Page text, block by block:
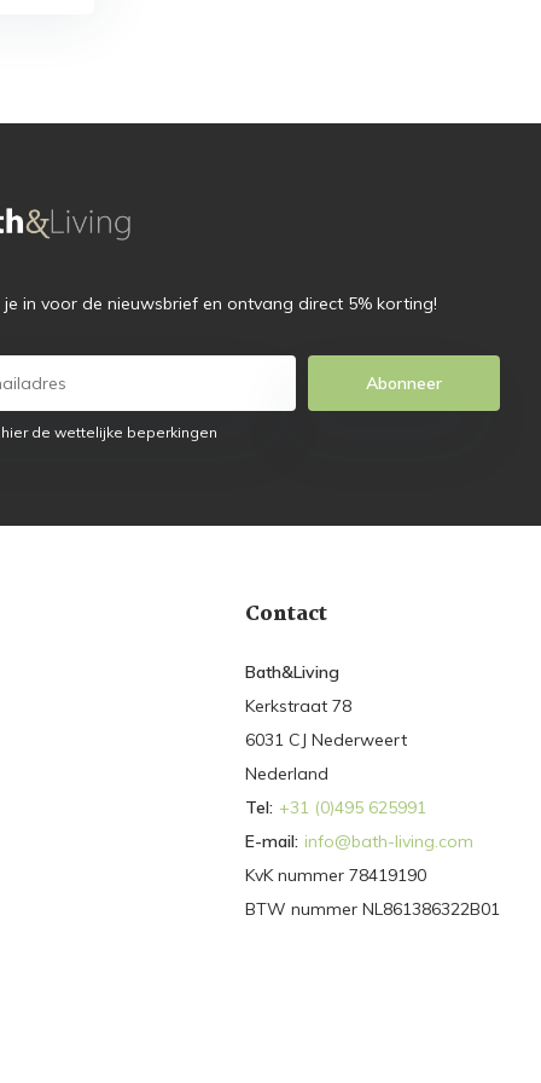
je in voor de nieuwsbrief en ontvang direct 5% korting!
Abonneer
de wettelijke beperkingen
Contact
Bath&Living
Kerkstraat 78
6031 CJ Nederweert
Nederland
Tel: +31 (0)495 625991
E-mail: info@bath-living.com
KvK nummer 78419190
BTW nummer NL861386322B01